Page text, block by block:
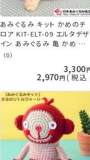
あみぐるみ キット かめのチ
ロア KIT-ELT-09 エルタデザ
イン あみぐるみ 亀 かめ カメ
手芸キット 日本あみぐるみ協
（0）
3,300
2,970 税込